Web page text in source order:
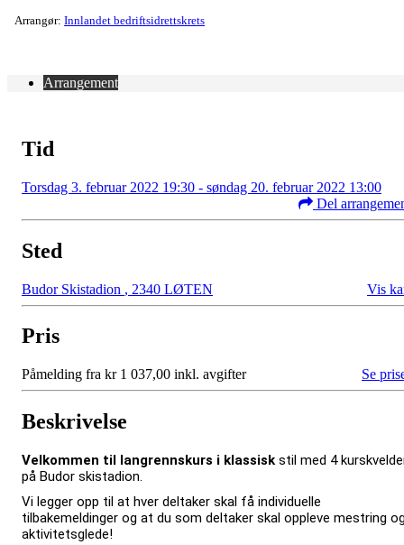
Arrangør: Innlandet bedriftsidrettskrets
Arrangement
Tid
Torsdag 3. februar 2022 19:30 - søndag 20. februar 2022 13:00
Del
Sted
Budor Skistadion , 2340 LØTEN Vis
Pris
Påmelding fra kr 1 037,00 inkl. avgifter Se
Beskrivelse
Velkommen til langrennskurs i klassisk stil med 4
på Budor skistadion.
Vi legger opp til at hver deltaker skal få individuelle
tilbakemeldinger og at du som deltaker skal oppleve mestring
aktivitetsglede!